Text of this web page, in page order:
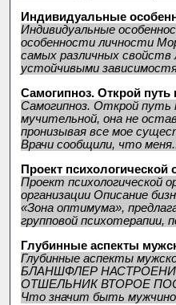
Индивидуальные
Индивидуальные
особенности личности
самых различных
устойчивыми
Самогипноз. Открой путь
Самогипноз. Открой путь
мучительной, она не
пронизывая все мое
Врачи сообщили, что
Проект психологической
Проект психологической
организации Описание
«Зона оптимума»,
групповой психотерапии,
Глубинные аспекты
Глубинные аспекты
БЛАНШФЛЕР
ОТШЕЛЬНИК ВТОРОЕ
Что значит быть